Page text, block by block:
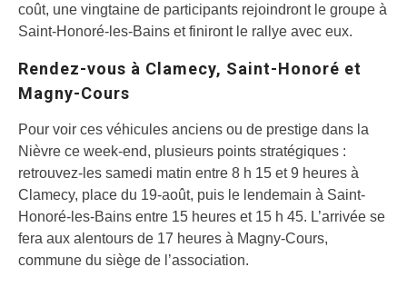
coût, une vingtaine de participants rejoindront le groupe à
Saint-Honoré-les-Bains et finiront le rallye avec eux.
Rendez-vous à Clamecy, Saint-Honoré et
Magny-Cours
Pour voir ces véhicules anciens ou de prestige dans la
Nièvre ce week-end, plusieurs points stratégiques :
retrouvez-les samedi matin entre 8 h 15 et 9 heures à
Clamecy, place du 19-août, puis le lendemain à Saint-
Honoré-les-Bains entre 15 heures et 15 h 45. L’arrivée se
fera aux alentours de 17 heures à Magny-Cours,
commune du siège de l’association.